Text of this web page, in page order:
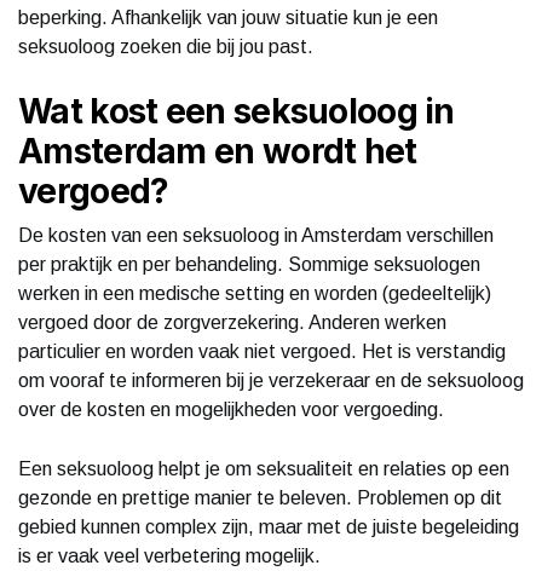
beperking. Afhankelijk van jouw situatie kun je een
seksuoloog zoeken die bij jou past.
Wat kost een seksuoloog in
Amsterdam en wordt het
vergoed?
De kosten van een seksuoloog in Amsterdam verschillen
per praktijk en per behandeling. Sommige seksuologen
werken in een medische setting en worden (gedeeltelijk)
vergoed door de zorgverzekering. Anderen werken
particulier en worden vaak niet vergoed. Het is verstandig
om vooraf te informeren bij je verzekeraar en de seksuoloog
over de kosten en mogelijkheden voor vergoeding.
Een seksuoloog helpt je om seksualiteit en relaties op een
gezonde en prettige manier te beleven. Problemen op dit
gebied kunnen complex zijn, maar met de juiste begeleiding
is er vaak veel verbetering mogelijk.